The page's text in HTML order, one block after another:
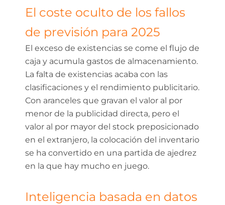
El coste oculto de los fallos
de previsión para 2025
El exceso de existencias se come el flujo de
caja y acumula gastos de almacenamiento.
La falta de existencias acaba con las
clasificaciones y el rendimiento publicitario.
Con aranceles que gravan el valor al por
menor de la publicidad directa, pero el
valor al por mayor del stock preposicionado
en el extranjero, la colocación del inventario
se ha convertido en una partida de ajedrez
en la que hay mucho en juego.
Inteligencia basada en datos